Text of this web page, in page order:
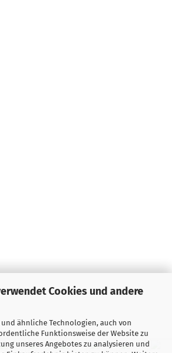
Cookies und andere
ähnliche Technologien, auch von
Funktionsweise der Website zu
unseres Angebotes zu analysieren und